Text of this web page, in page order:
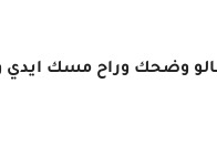
وضحك وراح مسك ايدي